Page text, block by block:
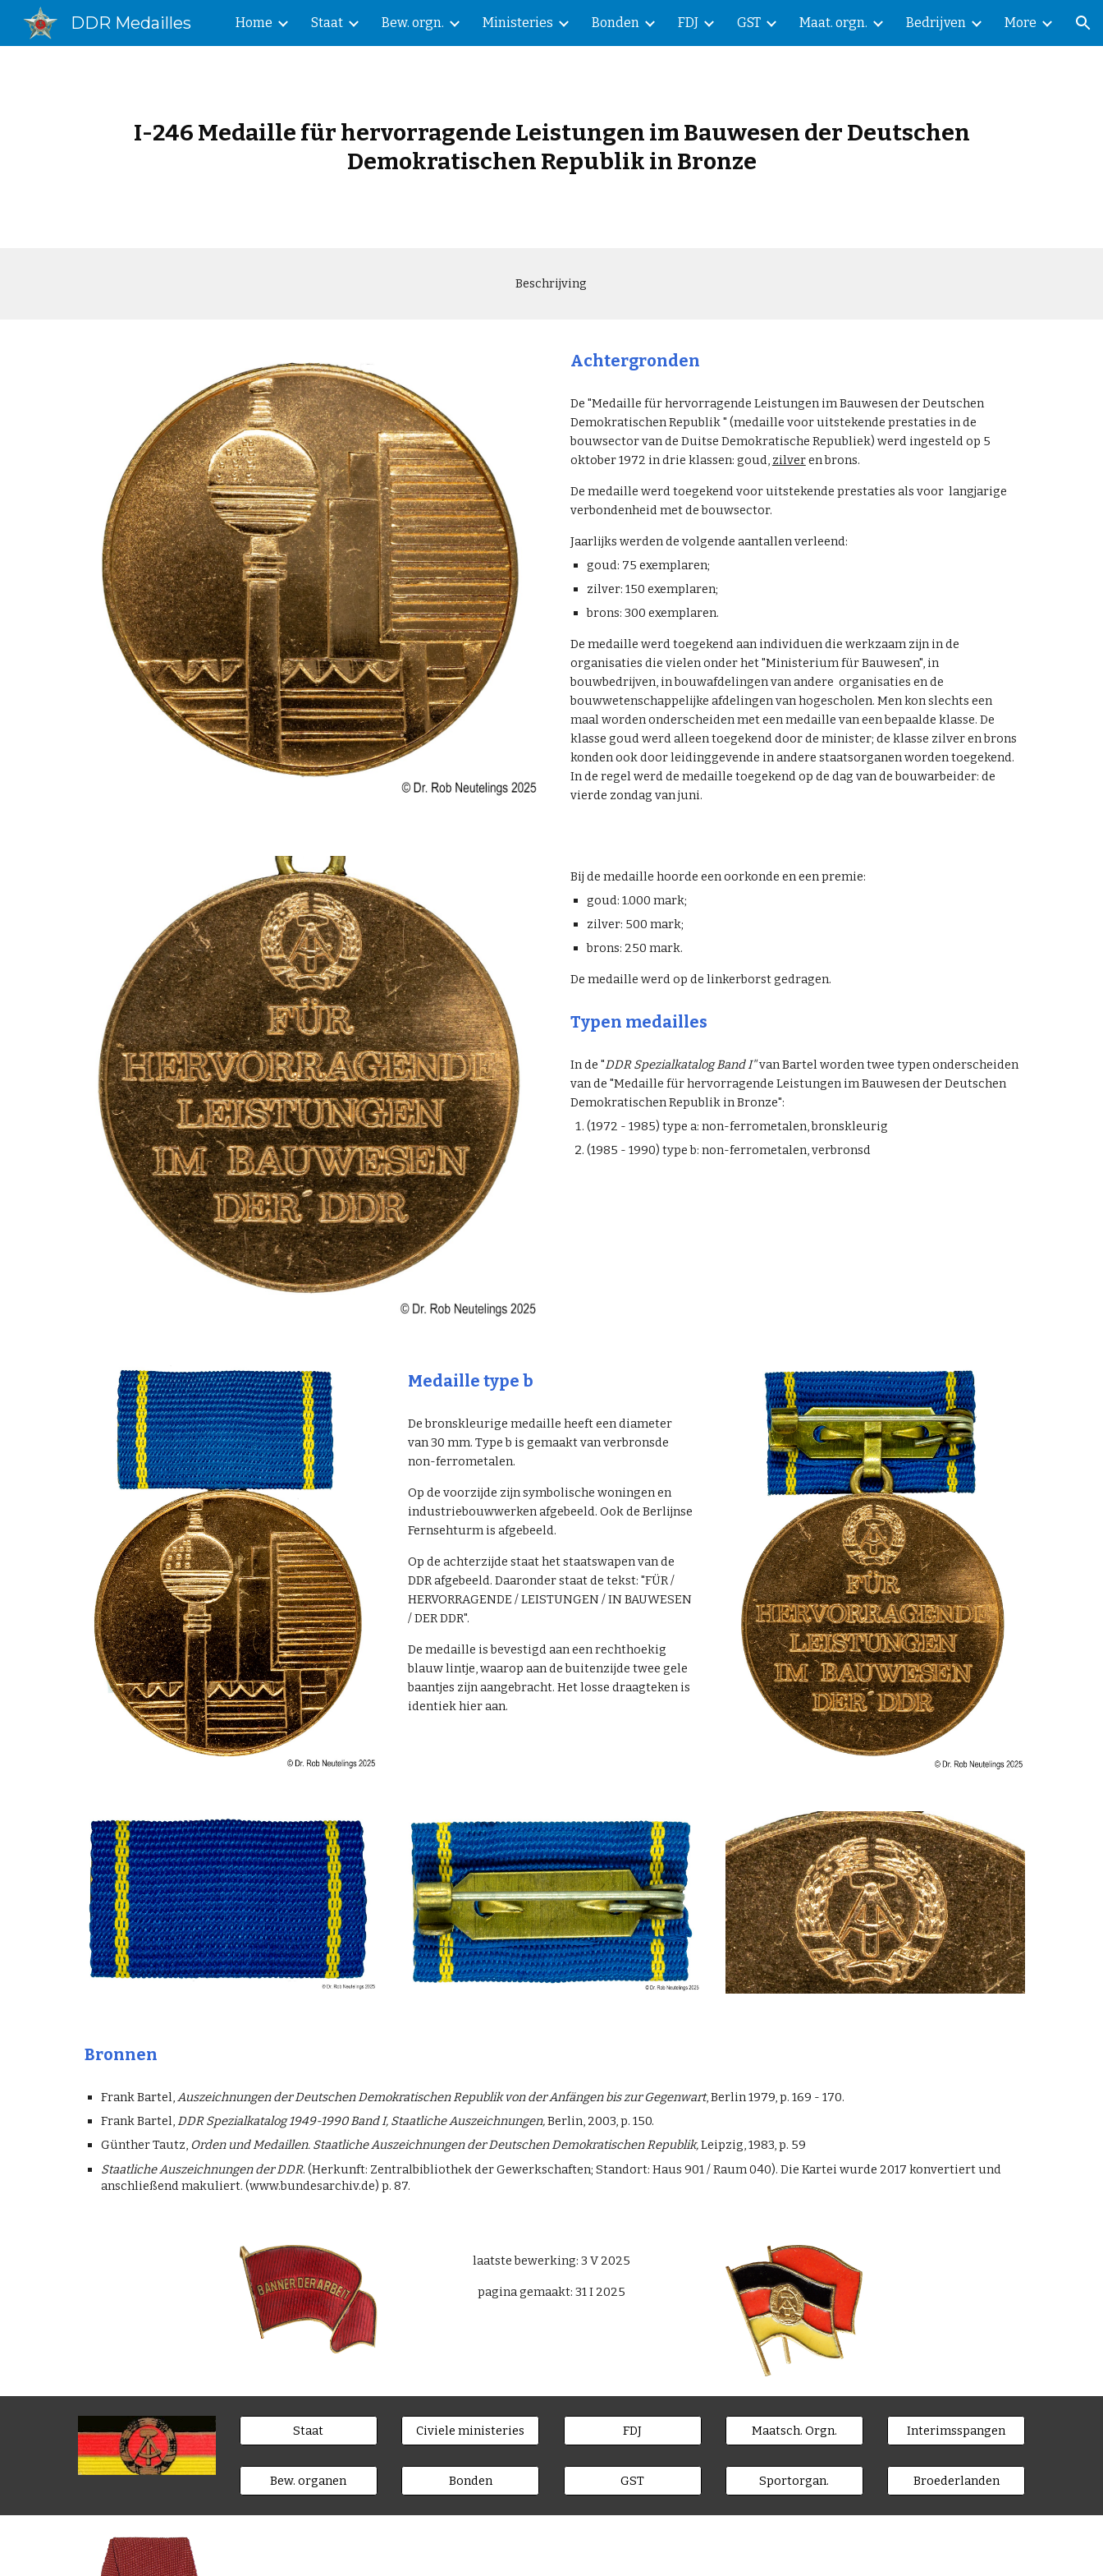
Skip to main content Skip to navigation
DDR Medailles Home Staat Bew. orgn. Ministeries Bonden FDJ GST Maat. orgn. Bedrijven More
I-246 Medaille für hervorragende Leistungen im Bauwesen der Deutschen
Demokratischen Republik in Bronze
Beschrijving
Achtergronden
De "Medaille für hervorragende Leistungen im Bauwesen der Deutschen
Demokratischen Republik" (medaille voor uitstekende prestaties in de
bouwsector van de Duitse Demokratische Republiek) werd ingesteld op 5
oktober 1972 in drie klassen: goud, zilveren brons.
De medaille werd toegekend voor uitstekende prestaties als voor langjarige
verbondenheidmet de bouwsector.
Jaarlijks werden de volgende aantallen verleend:
goud: 75 exemplaren;
zilver: 150 exemplaren;
brons: 300 exemplaren.
De medaille werd toegekend aan individuen die werkzaam zijn in de
organisaties die vielen onder het "Ministerium für Bauwesen", in
bouwbedrijven, in bouwafdelingen van andere organisaties en de
bouwwetenschappelijke afdelingen van hogescholen. Men kon slechts een
maal worden onderscheiden met een medaille van een bepaalde klasse. De
klasse goud werd alleen toegekend door de minister; de klasse zilver en brons
konden ook doorleidinggevende in andere staatsorganenworden toegekend.
In de regel werd de medaille toegekend op de dag van de bouwarbeider: de
vierde zondag van juni.
Bij de medaille hoorde een oorkonde en een premie:
goud: 1.000 mark;
zilver: 500 mark;
brons: 250 mark.
De medaille werd op de linkerborst gedragen.
Typen medailles
In de "DDR Spezialkatalog Band I"van Bartel worden twee typen onderscheiden
van de "Medaille für hervorragende Leistungen im Bauwesen der Deutschen
Demokratischen Republik in Bronze":
(1972 - 1985) type a: non-ferrometalen, bronskleurig
(1985 - 1990) type b: non-ferrometalen, verbronsd
Medaille type b
De bronskleurige medaille heeft een diameter
van 30 mm. Type b is gemaakt van verbronsde
non-ferrometalen.
Op de voorzijde zijn symbolische woningen en
industriebouwwerken afgebeeld. Ook de Berlijnse
Fernsehturm is afgebeeld.
Op de achterzijde staat het staatswapen van de
DDR afgebeeld. Daaronder staat de tekst: "FÜR /
HERVORRAGENDE / LEISTUNGEN / IN BAUWESEN
/ DER DDR".
De medaille is bevestigd aan een rechthoekig
blauw lintje, waarop aan de buitenzijde twee gele
baantjes zijn aangebracht.Het losse draagteken is
identiek hier aan.
Bronnen
Frank Bartel,Auszeichnungen der Deutschen Demokratischen Republik von der Anfängen bis zur Gegenwart, Berlin 1979, p. 169 - 170.
Frank Bartel,DDR Spezialkatalog 1949-1990 Band I, Staatliche Auszeichnungen,Berlin, 2003, p. 150.
Günther Tautz, Orden und Medaillen. Staatliche Auszeichnungen der Deutschen Demokratischen Republik,Leipzig, 1983, p. 59
Staatliche Auszeichnungen der DDR. (Herkunft: Zentralbibliothek der Gewerkschaften; Standort: Haus 901 / Raum 040). Die Kartei wurde 2017 konvertiert und
anschließend makuliert. (www.bundesarchiv.de) p. 87.
laatste bewerking: 3 V2025
pagina gemaakt: 31 I 2025
Staat
Bew. organen
Civiele ministeries
Bonden
FDJ
GST
Maatsch. Orgn.
Sportorgan.
Interimsspangen
Broederlanden